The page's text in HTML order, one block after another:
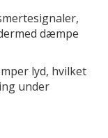
dæmpe
lyd, hvilket
under